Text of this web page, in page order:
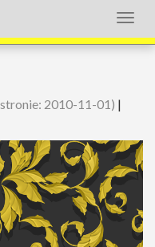
lub
2010-11-01) |